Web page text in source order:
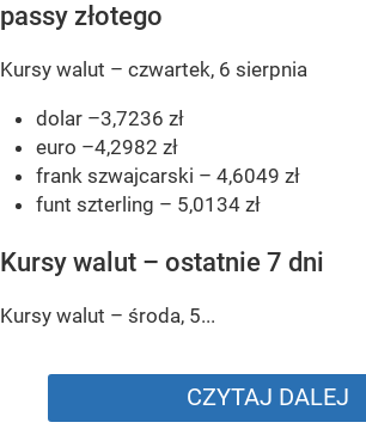
passy złotego
Kursy walut – czwartek, 6 sierpnia
dolar –3,7236 zł
euro –4,2982 zł
frank szwajcarski – 4,6049 zł
funt szterling – 5,0134 zł
Kursy walut – ostatnie 7 dni
Kursy walut – środa, 5...
CZYTAJ DALEJ